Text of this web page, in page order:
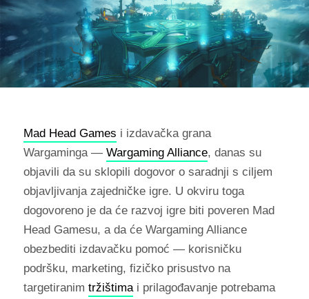
Mad Head Games i izdavačka grana
Wargaminga — Wargaming Alliance, danas su
objavili da su sklopili dogovor o saradnji s ciljem
objavljivanja zajedničke igre. U okviru toga
dogovoreno je da će razvoj igre biti poveren Mad
Head Gamesu, a da će Wargaming Alliance
obezbediti izdavačku pomoć — korisničku
podršku, marketing, fizičko prisustvo na
targetiranim tržištimai prilagođavanje potrebama